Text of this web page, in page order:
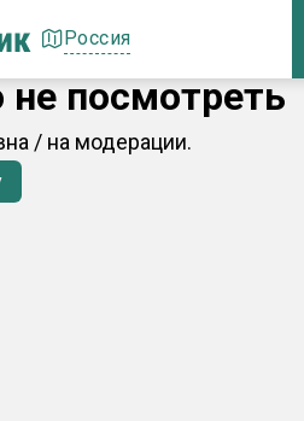
Россия
посмотреть
/ на модерации.